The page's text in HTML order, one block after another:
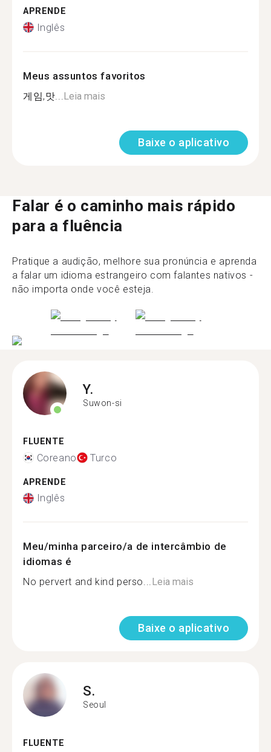
APRENDE
Inglês
Meus assuntos favoritos
게임,맛... Leia mais
Baixe o aplicativo
Falar é o caminho mais rápido
para a fluência
Pratique a audição, melhore sua pronúncia e aprenda
a falar um idioma estrangeiro com falantes nativos -
não importa onde você esteja.
Y.
Suwon-si
FLUENTE
Coreano Turco
APRENDE
Inglês
Meu/minha parceiro/a de intercâmbio de
idiomas é
No pervert and kind perso...Leia mais
Baixe o aplicativo
S.
Seoul
FLUENTE